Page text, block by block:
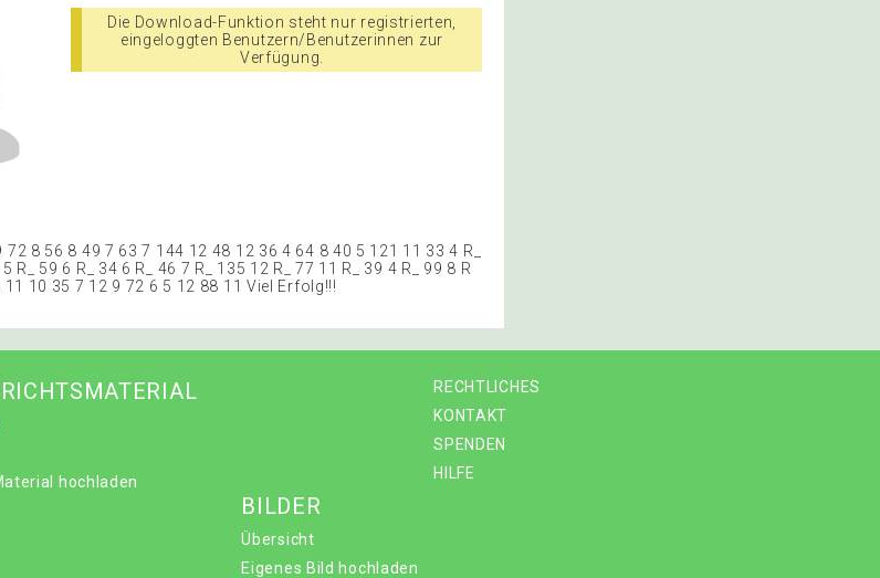
Die Download-Funktion steht nur registrierten,
eingeloggten Benutzern/Benutzerinnen zur
Verfügung.
8 56 8 49 7 63 7 144 12 48 12 36 4 64 8 40 5 121 11 33 4 R_
R_ 59 6 R_ 34 6 R_ 46 7 R_ 135 12 R_ 77 11 R_ 39 4 R_ 99 8 R
10 35 7 12 9 72 6 5 12 88 11 Viel Erfolg!!!
RECHTLICHES
KONTAKT
SPENDEN
HILFE
hochladen
BILDER
Übersicht
Eigenes Bild hochladen